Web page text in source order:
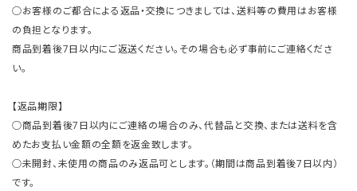
○お客様のご都合による返品・交換につきましては、送料等の費用はお客様
の負担となります。
商品到着後7日以内にご返送ください。その場合も必ず事前にご連絡くださ
い。
【返品期限】
○商品到着後7日以内にご連絡の場合のみ、代替品と交換、または送料を含
めたお支払い金額の全額を返金致します。
○未開封、未使用の商品のみ返品可とします。（期間は商品到着後7日以内）
です。